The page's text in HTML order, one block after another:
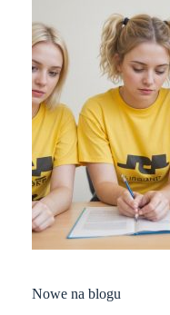
Nowe na blogu